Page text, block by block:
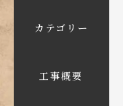
カテゴリー
工事概要